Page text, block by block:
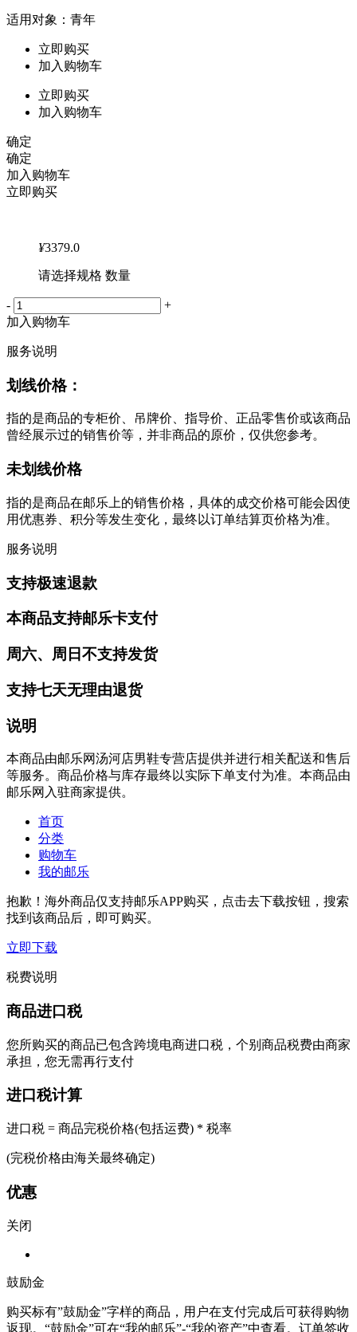
适用对象：青年
立即购买
加入购物车
立即购买
加入购物车
确定
确定
加入购物车
立即购买
¥3379.0
请选择规格 数量
-
+
加入购物车
服务说明
划线价格：
指的是商品的专柜价、吊牌价、指导价、正品零售价或该商品
曾经展示过的销售价等，并非商品的原价，仅供您参考。
未划线价格
指的是商品在邮乐上的销售价格，具体的成交价格可能会因使
用优惠券、积分等发生变化，最终以订单结算页价格为准。
服务说明
支持极速退款
本商品支持邮乐卡支付
周六、周日不支持发货
支持七天无理由退货
说明
本商品由邮乐网汤河店男鞋专营店提供并进行相关配送和售后
等服务。商品价格与库存最终以实际下单支付为准。本商品由
邮乐网入驻商家提供。
首页
分类
购物车
我的邮乐
抱歉！海外商品仅支持邮乐APP购买，点击去下载按钮，搜索
找到该商品后，即可购买。
立即下载
税费说明
商品进口税
您所购买的商品已包含跨境电商进口税，个别商品税费由商家
承担，您无需再行支付
进口税计算
进口税 = 商品完税价格(包括运费) * 税率
(完税价格由海关最终确定)
优惠
关闭
鼓励金
购买标有”鼓励金”字样的商品，用户在支付完成后可获得购物
返现。“鼓励金”可在“我的邮乐”-“我的资产”中查看。订单签收